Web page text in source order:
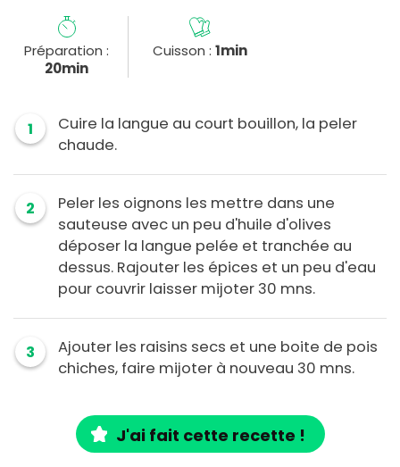
Préparation :
20min
Cuisson : 1min
1
Cuire la langue au court bouillon, la peler
chaude.
2
Peler les oignons les mettre dans une
sauteuse avec un peu d'huile d'olives
déposer la langue pelée et tranchée au
dessus. Rajouter les épices et un peu d'eau
pour couvrir laisser mijoter 30 mns.
3
Ajouter les raisins secs et une boite de pois
chiches, faire mijoter à nouveau 30 mns.
J'ai fait cette recette !